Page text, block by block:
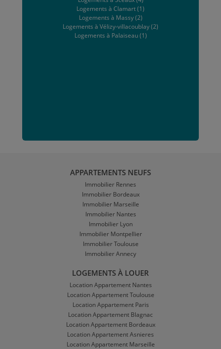
Logements à Clamart (1)
Logements à Massy (2)
Logements à Vélizy-villacoublay (2)
Logements à Palaiseau (1)
APPARTEMENTS NEUFS
Immobilier Rennes
Immobilier Bordeaux
Immobilier Marseille
Immobilier Nantes
Immobilier Lyon
Immobilier Montpellier
Immobilier Toulouse
Immobilier Annecy
LOGEMENTS À LOUER
Location Appartement Nantes
Location Appartement Toulouse
Location Appartement Paris
Location Appartement Blagnac
Location Appartement Bordeaux
Location Appartement Asnieres
Location Appartement Marseille